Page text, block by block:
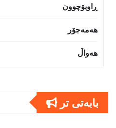
ڕاوبۆچوون
هەمەجۆر
هەواڵ
بابەتى تر